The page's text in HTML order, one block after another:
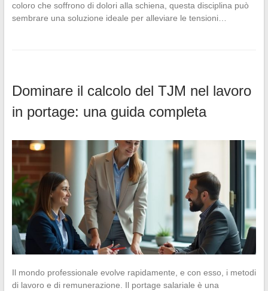
coloro che soffrono di dolori alla schiena, questa disciplina può
sembrare una soluzione ideale per alleviare le tensioni…
Dominare il calcolo del TJM nel lavoro
in portage: una guida completa
Il mondo professionale evolve rapidamente, e con esso, i metodi
di lavoro e di remunerazione. Il portage salariale è una